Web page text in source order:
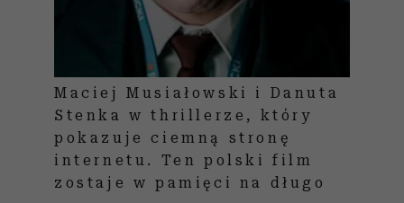
Maciej Musiałowski i Danuta
Stenka w thrillerze, który
pokazuje ciemną stronę
internetu. Ten polski film
zostaje w pamięci na długo